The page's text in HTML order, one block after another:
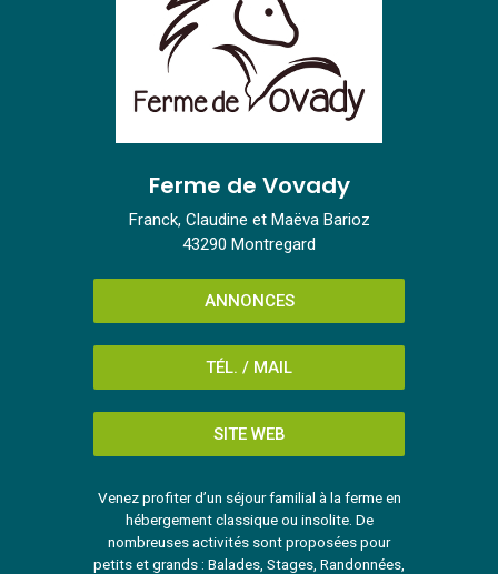
Ferme de Vovady
Franck, Claudine et Maëva Barioz
43290 Montregard
ANNONCES
TÉL. / MAIL
SITE WEB
Venez profiter d’un séjour familial à la ferme en
hébergement classique ou insolite. De
nombreuses activités sont proposées pour
petits et grands : Balades, Stages, Randonnées,